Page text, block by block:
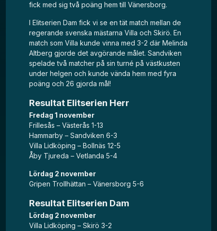
fick med sig två poäng hem till Vänersborg.
I Elitserien Dam fick vi se en tät match mellan de
regerande svenska mästarna Villa och Skirö. En
match som Villa kunde vinna med 3-2 där Melinda
Altberg gjorde det avgörande målet. Sandviken
spelade två matcher på sin turné på västkusten
under helgen och kunde vända hem med fyra
poäng och 26 gjorda mål!
Resultat Elitserien Herr
Fredag 1 november
Frillesås – Västerås 1-13
Hammarby – Sandviken 6-3
Villa Lidköping – Bollnäs 12-5
Åby Tjureda – Vetlanda 5-4
Lördag 2 november
Gripen Trollhättan – Vänersborg 5-6
Resultat Elitserien Dam
Lördag 2 november
Villa Lidköping – Skirö 3-2